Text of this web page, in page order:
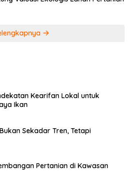
Kearifan Lokal untuk
Ikan
Sekadar Tren, Tetapi
Pertanian di Kawasan